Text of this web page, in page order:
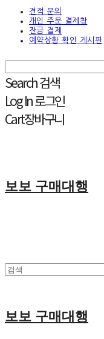
견적 문의
개인 주문 결제창
잔금 결제
예약상황 확인 게시판
Search검색
Log In로그인
Cart장바구니
보보 구매대행
보보 구매대행